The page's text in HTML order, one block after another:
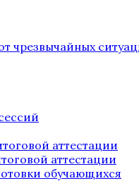
чрезвычайных
аттестации
аттестации
обучающихся